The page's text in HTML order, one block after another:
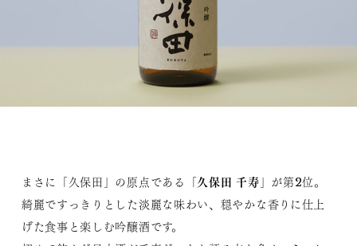
まさに「久保田」の原点である「久保田 千寿 」が第2位。
綺麗ですっきりとした淡麗な味わい、穏やかな香りに仕上
げた食事と楽しむ吟醸酒です。